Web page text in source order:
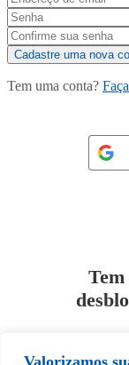
Valorizamos
Tem uma conta?
Tem